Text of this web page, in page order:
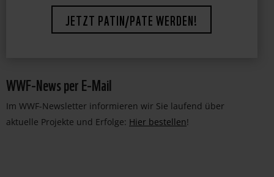
JETZT PATIN/PATE WERDEN!
WWF-News per E-Mail
Im WWF-Newsletter informieren wir Sie laufend über
aktuelle Projekte und Erfolge: Hier bestellen!